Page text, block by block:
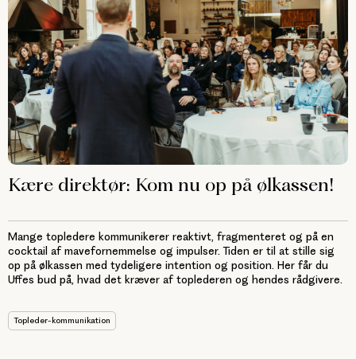
Kære direktør: Kom nu op på ølkassen!
Mange topledere kommunikerer reaktivt, fragmenteret og på en
cocktail af mavefornemmelse og impulser. Tiden er til at stille sig
op på ølkassen med tydeligere intention og position. Her får du
Uffes bud på, hvad det kræver af toplederen og hendes rådgivere.
Topleder-kommunikation